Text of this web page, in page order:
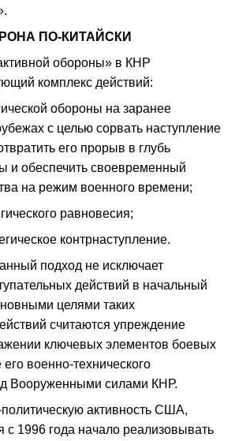
ПО-КИТАЙСКИ
обороны» в КНР
комплекс действий:
обороны на заранее
с целью сорвать наступление
его прорыв в глубь
и обеспечить своевременный
на режим военного времени;
равновесия;
контрнаступление.
подход не исключает
действий в начальный
целями таких
считаются упреждение
ключевых элементов боевых
военно-технического
Вооруженными силами КНР.
активность США,
с 1996 года начало реализовывать